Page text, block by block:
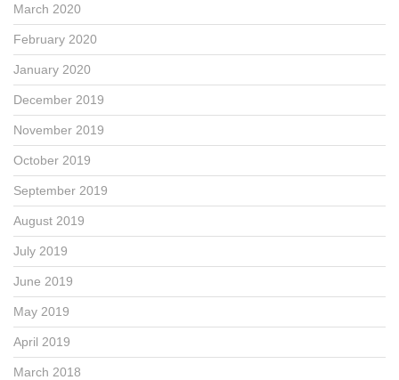
March 2020
February 2020
January 2020
December 2019
November 2019
October 2019
September 2019
August 2019
July 2019
June 2019
May 2019
April 2019
March 2018